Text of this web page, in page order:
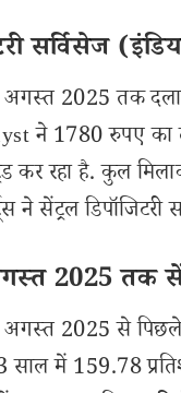
सर्विसेज
2025 तक दलाल
ने 1780 रुपए का
कर रहा है. कुल
ने सेंट्रल
2025 तक
2025 से पिछले 1
में 159.78